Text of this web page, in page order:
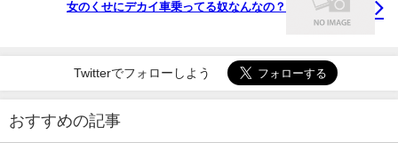
女のくせにデカイ車乗ってる奴なんなの？
Twitterでフォローしよう
おすすめの記事